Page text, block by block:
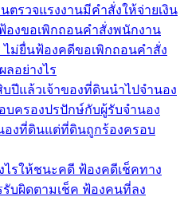
รวจแรงงานมีคำสั่งให้จ่ายเงิน
องขอเพิกถอนคำสั่งพนักงาน
ไม่ยื่นฟ้องคดีขอเพิกถอนคำสั่ง
ลอย่างไร
ปีแล้วเจ้าของที่ดินนำไปจำนอง
ครองปรปักษ์กับผู้รับจำนอง
องที่ดินแต่ที่ดินถูกร้องครอบ
ไรให้ชนะคดี ฟ้องคดีเช็คทาง
รับผิดตามเช็ค ฟ้องคนที่ลง